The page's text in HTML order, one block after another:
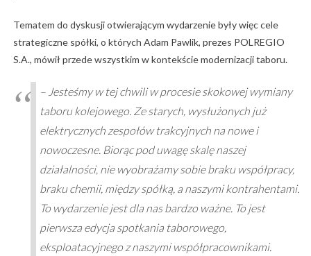
Tematem do dyskusji otwierającym wydarzenie były więc cele
strategiczne spółki, o których Adam Pawlik, prezes POLREGIO
S.A., mówił przede wszystkim w kontekście modernizacji taboru.
– Jesteśmy w tej chwili w procesie skokowej wymiany
taboru kolejowego. Ze starych, wysłużonych już
elektrycznych zespołów trakcyjnych na nowe i
nowoczesne. Biorąc pod uwagę skalę naszej
działalności, nie wyobrażamy sobie braku współpracy,
braku chemii, między spółką, a naszymi kontrahentami.
To wydarzenie jest dla nas bardzo ważne. To jest
pierwsza edycja spotkania taborowego,
eksploatacyjnego z naszymi współpracownikami.